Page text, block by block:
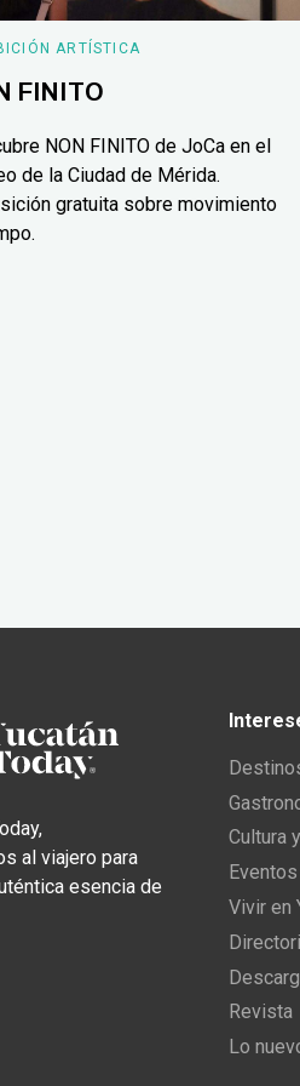
ARTÍSTICA
FINITO
NON FINITO de JoCa en el
de la Ciudad de Mérida.
gratuita sobre movimiento
al viajero para
esencia de
Cultura
Vivir en
Revista
Lo